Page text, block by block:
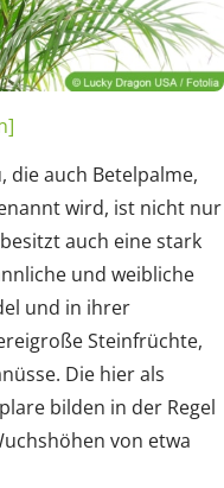
die auch Betelpalme,
wird, ist nicht nur
auch eine stark
und weibliche
und in ihrer
Steinfrüchte,
Die hier als
bilden in der Regel
von etwa